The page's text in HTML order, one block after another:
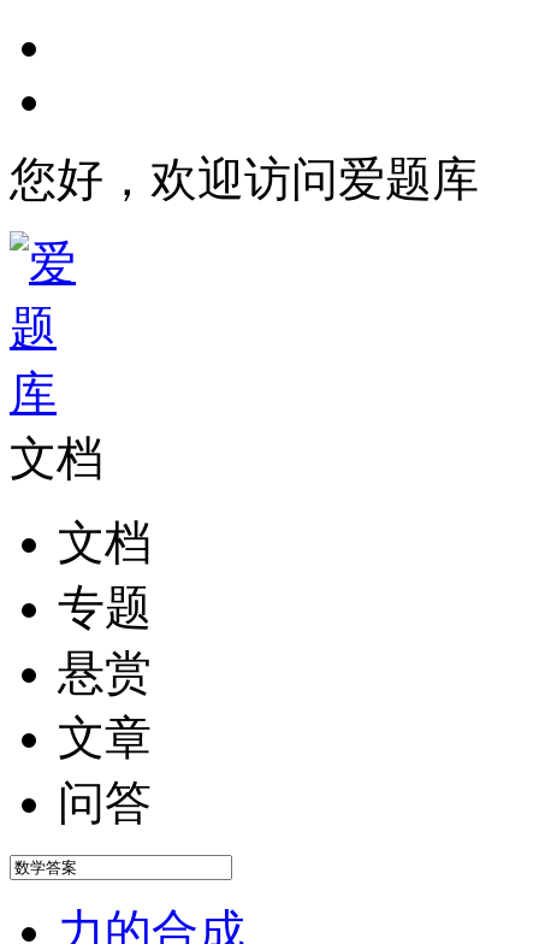
您好，欢迎访问爱题库
文档
文档
专题
悬赏
文章
问答
力的合成